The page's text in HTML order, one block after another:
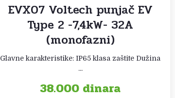
EVX07 Voltech punjač EV
Type 2 -7,4kW- 32A
(monofazni)
Glavne karakteristike: IP65 klasa zaštite Dužina
...
38.000 dinara